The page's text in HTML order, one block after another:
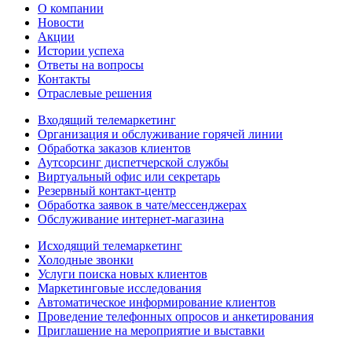
О компании
Новости
Акции
Истории успеха
Ответы на вопросы
Контакты
Отраслевые решения
Входящий телемаркетинг
Организация и обслуживание горячей линии
Обработка заказов клиентов
Аутсорсинг диспетчерской службы
Виртуальный офис или секретарь
Резервный контакт-центр
Обработка заявок в чате/мессенджерах
Обслуживание интернет-магазина
Исходящий телемаркетинг
Холодные звонки
Услуги поиска новых клиентов
Маркетинговые исследования
Автоматическое информирование клиентов
Проведение телефонных опросов и анкетирования
Приглашение на мероприятие и выставки